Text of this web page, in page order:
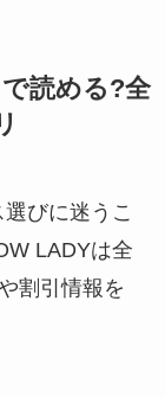
読める?全
びに迷うこ
LADYは全
割引情報を